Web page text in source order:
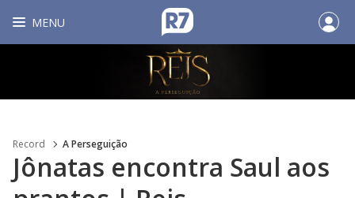
MENU
Record A Perseguição
Jônatas encontra Saul aos